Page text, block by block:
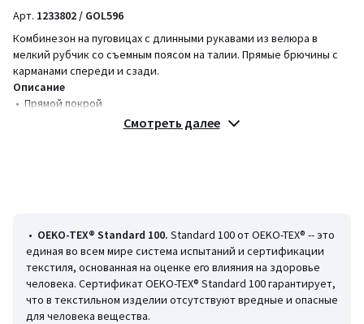
Арт. 1233802 / GOL596
Комбинезон на пуговицах с длинными рукавами из велюра в
мелкий рубчик со съемным поясом на талии. Прямые брючины с
карманами спереди и сзади.
Описание
• Прямой покрой
Состав и уход
• 99% хлопок, 1% эластан
• Машинная стирка при 40 °С
• Гладить при умеренной температуре, отбеливание запрещено
• Барабанная сушка запрещена
Смотреть далее
• OEKO-TEX® Standard 100. Standard 100 от OEKO-TEX® -- это
единая во всем мире система испытаний и сертификации
текстиля, основанная на оценке его влияния на здоровье
человека. Сертификат OEKO-TEX® Standard 100 гарантирует,
что в текстильном изделии отсутствуют вредные и опасные
для человека вещества.